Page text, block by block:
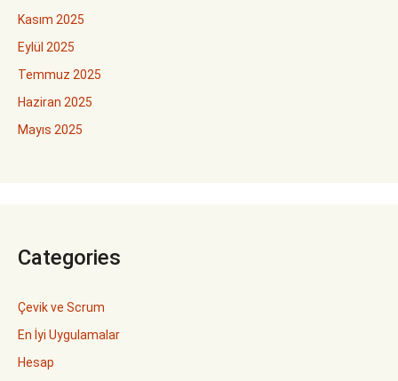
Kasım 2025
Eylül 2025
Temmuz 2025
Haziran 2025
Mayıs 2025
Categories
Çevik ve Scrum
En İyi Uygulamalar
Hesap